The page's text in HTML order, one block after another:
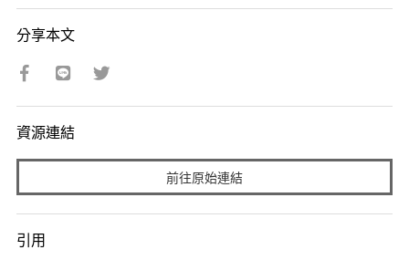
分享本文
資源連結
前往原始連結
引用